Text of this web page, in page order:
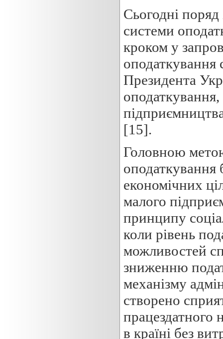
Сьогодні
системи
кроком у
оподаткування
Президента
оподаткування,
[15].
Головною
оподаткування
економічних
малого
принципу
коли рівень
можливостей
зниженню
механізму
створено
працездатного
в країні без